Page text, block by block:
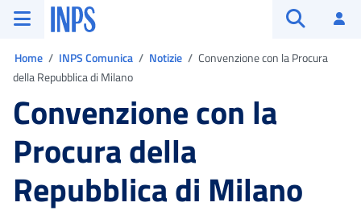
Vai al menu principale
Vai al contenuto principale
Vai al pie' di pagina
INPS ()
Home INPS Comunica Notizie
Convenzione con la Procura
della Repubblica di Milano
Convenzione con la
Procura della
Repubblica di Milano